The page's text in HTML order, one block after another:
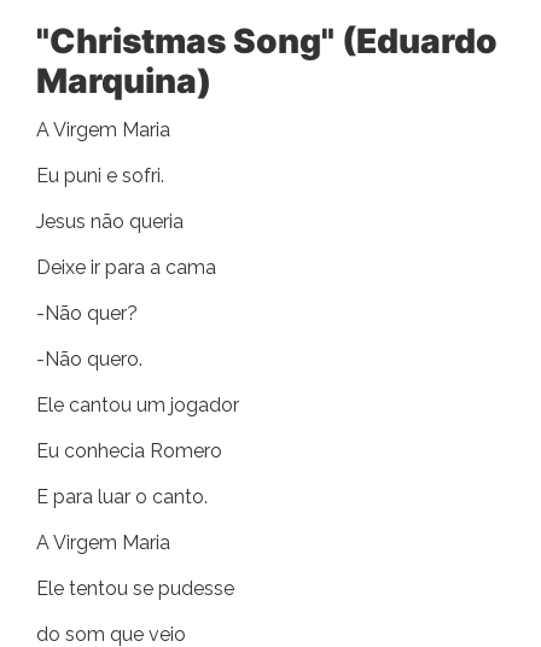
"Christmas Song" (Eduardo
Marquina)
A Virgem Maria
Eu puni e sofri.
Jesus não queria
Deixe ir para a cama
-Não quer?
-Não quero.
Ele cantou um jogador
Eu conhecia Romero
E para luar o canto.
A Virgem Maria
Ele tentou se pudesse
do som que veio